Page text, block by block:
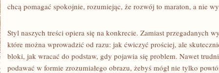
chcą pomagać spokojnie, rozumiejąc, że rozwój to maraton, a nie
Styl naszych treści opiera się na konkrecie. Zamiast przegadanych
które można wprowadzić od razu: jak ćwiczyć prościej, ale
bloki, jak wracać do podstaw, gdy pojawia się problem. Nawet
podawać w formie zrozumiałego obrazu, żebyś mógł nie tylko